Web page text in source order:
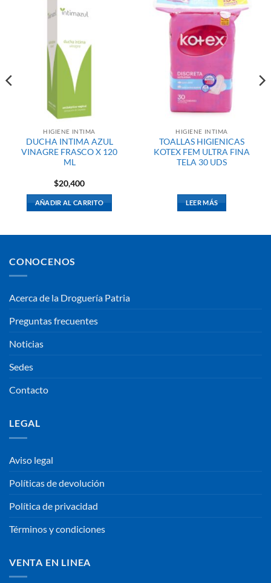
HIGIENE INTIMA
DUCHA INTIMA AZUL
VINAGRE FRASCO X 120
ML
$20,400
AÑADIR AL CARRITO
HIGIENE INTIMA
TOALLAS HIGIENICAS
KOTEX FEM ULTRA FINA
TELA 30 UDS
LEER MÁS
CONOCENOS
Acerca de la Droguería Patria
Preguntas frecuentes
Noticias
Sedes
Contacto
LEGAL
Aviso legal
Políticas de devolución
Política de privacidad
Términos y condiciones
VENTA EN LINEA